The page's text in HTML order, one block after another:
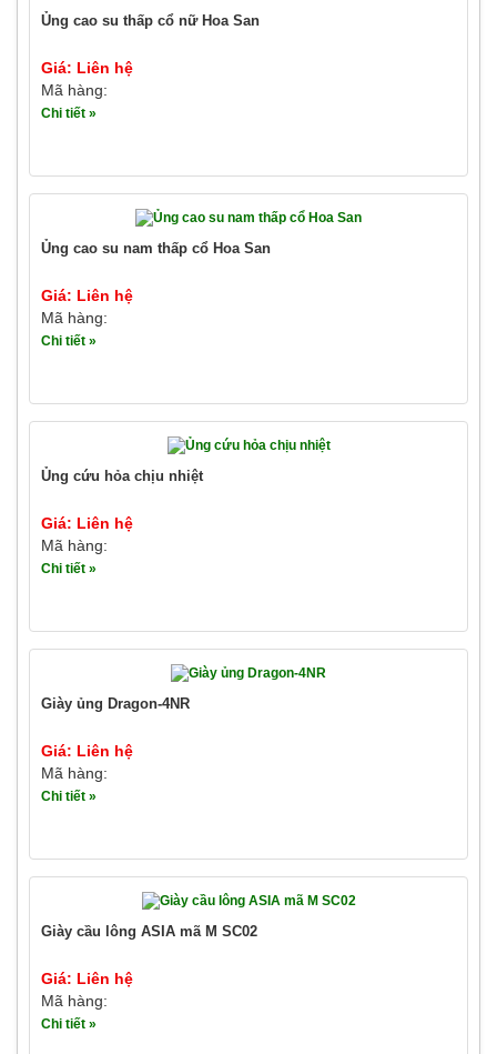
Ủng cao su thấp cổ nữ Hoa San
Giá: Liên hệ
Mã hàng:
Chi tiết »
Ủng cao su nam thấp cổ Hoa San
Giá: Liên hệ
Mã hàng:
Chi tiết »
Ủng cứu hỏa chịu nhiệt
Giá: Liên hệ
Mã hàng:
Chi tiết »
Giày ủng Dragon-4NR
Giá: Liên hệ
Mã hàng:
Chi tiết »
Giày cầu lông ASIA mã M SC02
Giá: Liên hệ
Mã hàng:
Chi tiết »